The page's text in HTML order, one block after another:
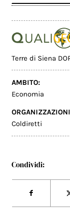
Terre di Siena
AMBITO:
Economia
Coldiretti
Condividi: